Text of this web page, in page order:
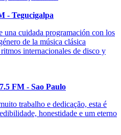
- Tegucigalpa
una cuidada programación con los
de la música clásica
internacionales de disco y
FM - Sao Paulo
trabalho e dedicação, esta é
honestidade e um eterno